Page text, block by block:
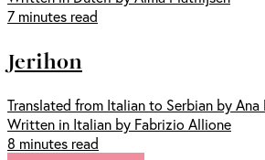
7 minutes read
Jerihon
Translated from Italian to Serbian by Ana
Written in Italian by Fabrizio Allione
8 minutes read